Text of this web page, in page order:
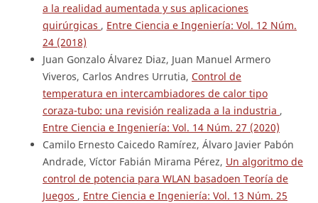
a la realidad aumentada y sus aplicaciones
quirúrgicas , Entre Ciencia e Ingeniería: Vol. 12 Núm.
24 (2018)
Juan Gonzalo Álvarez Diaz, Juan Manuel Armero
Viveros, Carlos Andres Urrutia, Control de
temperatura en intercambiadores de calor tipo
coraza-tubo: una revisión realizada a la industria ,
Entre Ciencia e Ingeniería: Vol. 14 Núm. 27 (2020)
Camilo Ernesto Caicedo Ramírez, Álvaro Javier Pabón
Andrade, Víctor Fabián Mirama Pérez, Un algoritmo de
control de potencia para WLAN basadoen Teoría de
Juegos , Entre Ciencia e Ingeniería: Vol. 13 Núm. 25